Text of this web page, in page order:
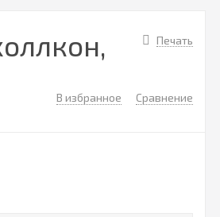
Печать
В избранное Сравнение